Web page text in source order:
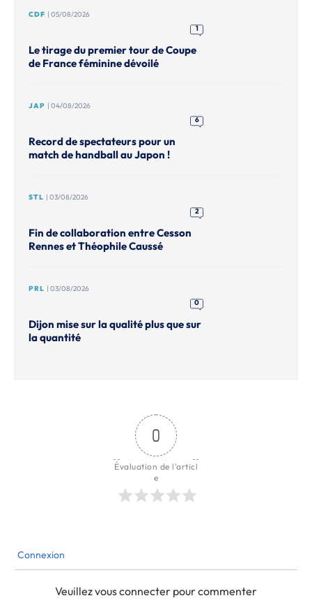
CDF | 05/08/2026
1
Le tirage du premier tour de Coupe
de France féminine dévoilé
JAP | 04/08/2026
6
Record de spectateurs pour un
match de handball au Japon !
STL | 03/08/2026
2
Fin de collaboration entre Cesson
Rennes et Théophile Caussé
PRL | 03/08/2026
0
Dijon mise sur la qualité plus que sur
la quantité
0
Évaluation de l'articl
e
Connexion
Veuillez vous connecter pour commenter